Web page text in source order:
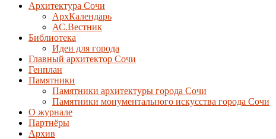
Архитектура Сочи
АрхКалендарь
АС.Вестник
Библиотека
Идеи для города
Главный архитектор Сочи
Генплан
Памятники
Памятники архитектуры города Сочи
Памятники монументального искусства города Сочи
О журнале
Партнёры
Архив